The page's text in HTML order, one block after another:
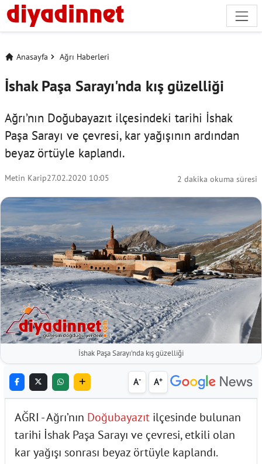
Anasayfa Ağrı Haberleri
İshak Paşa Sarayı'nda kış güzelliği
Ağrı’nın Doğubayazıt ilçesindeki tarihi İshak
Paşa Sarayı ve çevresi, kar yağışının ardından
beyaz örtüyle kaplandı.
Metin Karip27.02.2020 10:05 2 dakika okuma süresi
İshak Paşa Sarayı'nda kış güzelliği
A- A+
AĞRI - Ağrı’nın Doğubayazıt ilçesinde bulunan
tarihi İshak Paşa Sarayı ve çevresi, etkili olan
kar yağışı sonrası beyaz örtüyle kaplandı.